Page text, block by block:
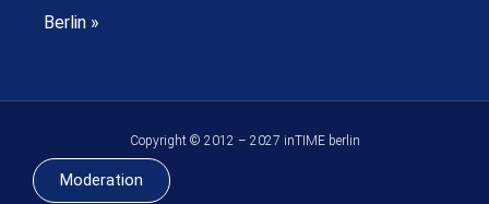
Berlin »
Copyright © 2012 – 2027 inTIME berlin
Moderation